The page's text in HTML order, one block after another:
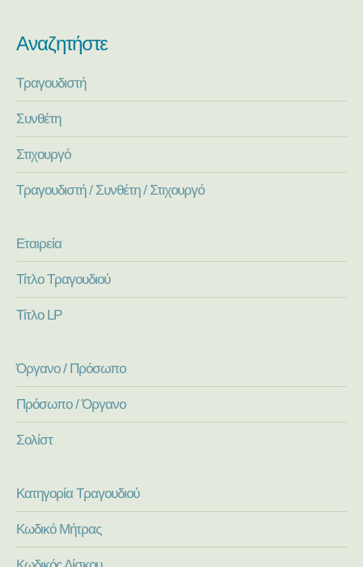
Αναζητήστε
Τραγουδιστή
Συνθέτη
Στιχουργό
Τραγουδιστή / Συνθέτη / Στιχουργό
Εταιρεία
Τίτλο Τραγουδιού
Τίτλο LP
Όργανο / Πρόσωπο
Πρόσωπο / Όργανο
Σολίστ
Κατηγορία Τραγουδιού
Κωδικό Μήτρας